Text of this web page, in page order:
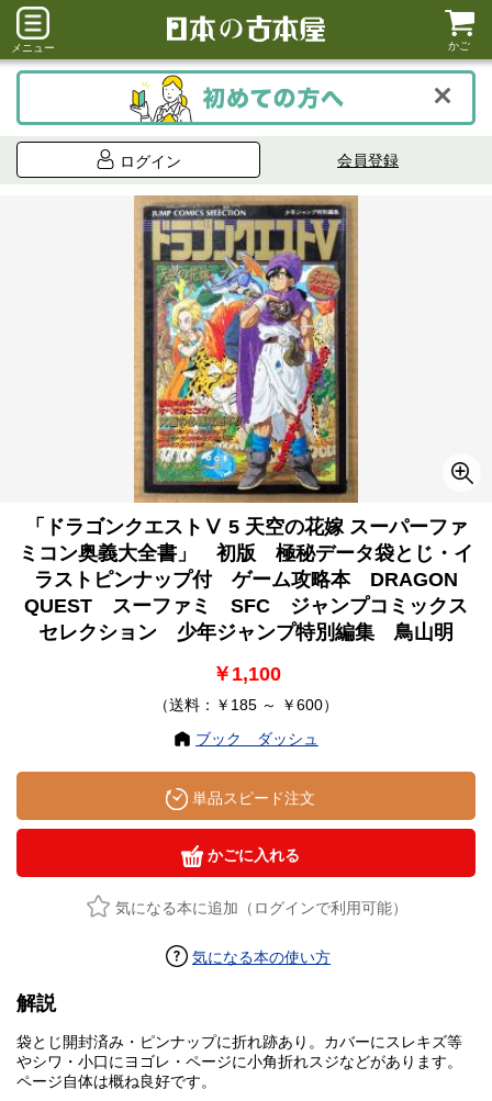
メニュー かご
ログイン 会員登録
「ドラゴンクエストⅤ 5 天空の花嫁 スーパーファ
ミコン奥義大全書」 初版 極秘データ袋とじ・イ
ラストピンナップ付 ゲーム攻略本 DRAGON
QUEST スーファミ SFC ジャンプコミックス
セレクション 少年ジャンプ特別編集 鳥山明
￥1,100
（送料：￥185 ～ ￥600）
ブック ダッシュ
単品スピード注文
かごに入れる
気になる本に追加（ログインで利用可能）
気になる本の使い方
解説
袋とじ開封済み・ピンナップに折れ跡あり。カバーにスレキズ等
やシワ・小口にヨゴレ・ページに小角折れスジなどがあります。
ページ自体は概ね良好です。